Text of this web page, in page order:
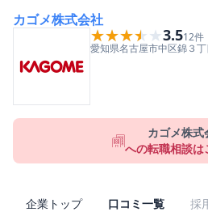
カゴメ株式会社
★★★★★
★★★★★3.512件
愛知県名古屋市中区錦３
カゴメ株式
への転職相談は
企業トップ 口コミ一覧 採